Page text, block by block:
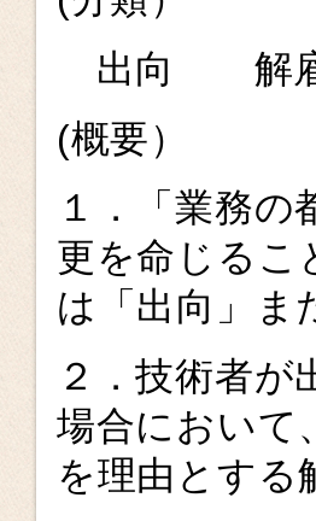
出向 解
(概要）
１．「業務
更を命じるこ
は「出向」ま
２．技術者
場合において
を理由とする